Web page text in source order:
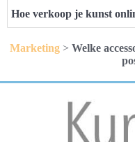
Hoe verkoop je kunst
Marketing> Welke